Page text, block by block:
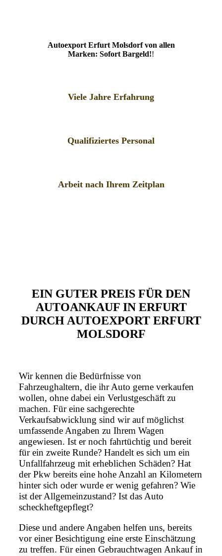
Autoexport Erfurt Molsdorf von allen
Marken: Sofort Bargeld!!
Viele Jahre Erfahrung
Qualifiziertes Personal
Arbeit nach Ihrem Zeitplan
EIN GUTER PREIS FÜR DEN
AUTOANKAUF IN ERFURT
DURCH AUTOEXPORT ERFURT
MOLSDORF
Wir kennen die Bedürfnisse von
Fahrzeughaltern, die ihr Auto gerne verkaufen
wollen, ohne dabei ein Verlustgeschäft zu
machen. Für eine sachgerechte
Verkaufsabwicklung sind wir auf möglichst
umfassende Angaben zu Ihrem Wagen
angewiesen. Ist er noch fahrtüchtig und bereit
für ein zweite Runde? Handelt es sich um ein
Unfallfahrzeug mit erheblichen Schäden? Hat
der Pkw bereits eine hohe Anzahl an Kilometern
hinter sich oder wurde er wenig gefahren? Wie
ist der Allgemeinzustand? Ist das Auto
scheckheftgepflegt?
Diese und andere Angaben helfen uns, bereits
vor einer Besichtigung eine erste Einschätzung
zu treffen. Für einen Gebrauchtwagen Ankauf in